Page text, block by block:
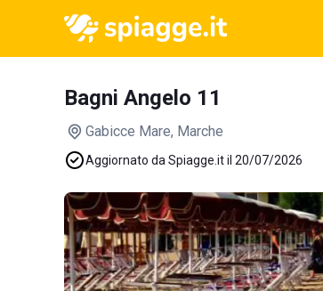
Bagni Angelo 11
Gabicce Mare, Marche
Aggiornato da Spiagge.it il 20/07/2026